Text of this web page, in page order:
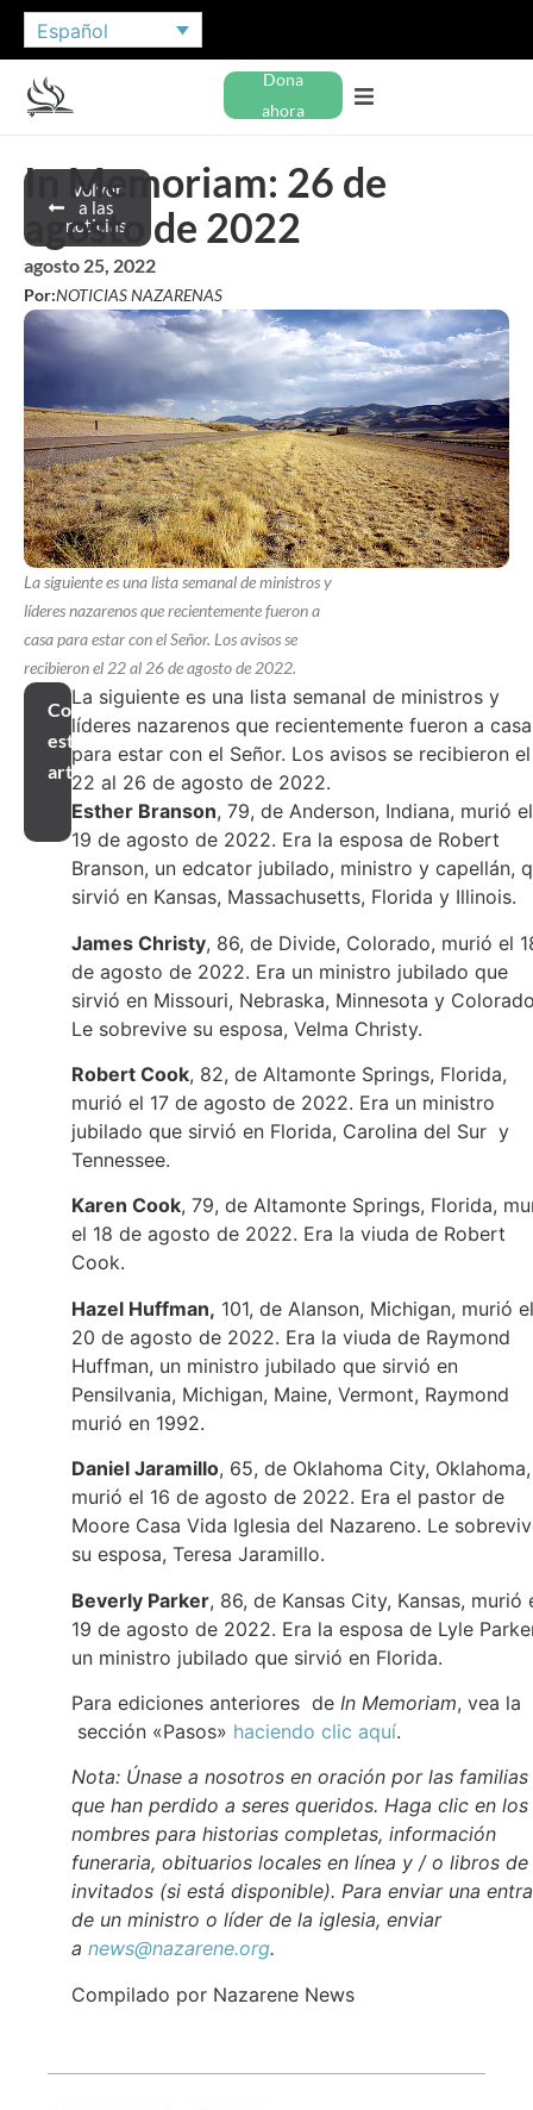
Español
Dona
ahora
Volver
a las
noticias
In Memoriam: 26 de
agosto de 2022
agosto 25, 2022
Por:NOTICIAS NAZARENAS
La siguiente es una lista semanal de ministros y
líderes nazarenos que recientemente fueron a
casa para estar con el Señor. Los avisos se
recibieron el 22 al 26 de agosto de 2022.
Compartir
este
artículo
La siguiente es una lista semanal de ministros y
líderes nazarenos que recientemente fueron a casa
para estar con el Señor. Los avisos se recibieron el
22 al 26 de agosto de 2022.
Esther Branson, 79, de Anderson, Indiana, murió el
19 de agosto de 2022. Era la esposa de Robert
Branson, un edcator jubilado, ministro y capellán,
sirvió en Kansas, Massachusetts, Florida y Illinois.
James Christy, 86, de Divide, Colorado, murió el
de agosto de 2022. Era un ministro jubilado que
sirvió en Missouri, Nebraska, Minnesota y
Le sobrevive su esposa, Velma Christy.
Robert Cook, 82, de Altamonte Springs, Florida,
murió el 17 de agosto de 2022. Era un ministro
jubilado que sirvió en Florida, Carolina del Sur y
Tennessee.
Karen Cook, 79, de Altamonte Springs, Florida,
el 18 de agosto de 2022. Era la viuda de Robert
Cook.
Hazel Huffman, 101, de Alanson, Michigan, murió el
20 de agosto de 2022. Era la viuda de Raymond
Huffman, un ministro jubilado que sirvió en
Pensilvania, Michigan, Maine, Vermont, Raymond
murió en 1992.
Daniel Jaramillo, 65, de Oklahoma City, Oklahoma,
murió el 16 de agosto de 2022. Era el pastor de
Moore Casa Vida Iglesia del Nazareno. Le
su esposa, Teresa Jaramillo.
Beverly Parker, 86, de Kansas City, Kansas, murió
19 de agosto de 2022. Era la esposa de Lyle
un ministro jubilado que sirvió en Florida.
Para ediciones anteriores de In Memoriam, vea la
sección «Pasos» haciendo clic aquí.
Nota: Únase a nosotros en oración por las familias
que han perdido a seres queridos. Haga clic en los
nombres para historias completas, información
funeraria, obituarios locales en línea y / o libros de
invitados (si está disponible). Para enviar una
de un ministro o líder de la iglesia, enviar
a news@nazarene.org.
Compilado por Nazarene News